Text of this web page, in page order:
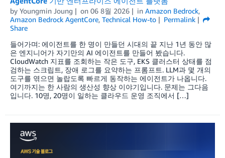
by Youngmin Joung on 06 8월 2026 in Amazon Bedrock,
Amazon Bedrock AgentCore, Technical How-to
Permalink
Share
들어가며: 에이전트를 한 명이 만들던 시대의 끝 지난 1년 동안 많
은 엔지니어가 자기만의 AI 에이전트를 만들어 봤습니다.
CloudWatch 지표를 조회하는 작은 도구, EKS 클러스터 상태를 점
검하는 스크립트, 장애 로그를 요약하는 프롬프트. LLM과 몇 개의
도구를 엮으면 놀랍도록 빠르게 동작하는 에이전트가 나옵니다.
여기까지는 한 사람의 생산성 향상 이야기입니다. 문제는 그다음
입니다. 10명, 20명이 일하는 클라우드 운영 조직에서 […]